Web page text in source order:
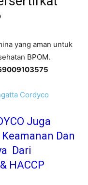
yang aman untuk
BPOM.
Juga
Dan
Dari
HACCP